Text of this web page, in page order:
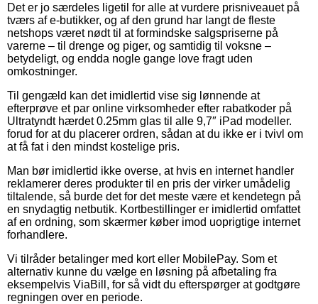
Det er jo særdeles ligetil for alle at vurdere prisniveauet på
tværs af e-butikker, og af den grund har langt de fleste
netshops været nødt til at formindske salgspriserne på
varerne – til drenge og piger, og samtidig til voksne –
betydeligt, og endda nogle gange love fragt uden
omkostninger.
Til gengæld kan det imidlertid vise sig lønnende at
efterprøve et par online virksomheder efter rabatkoder på
Ultratyndt hærdet 0.25mm glas til alle 9,7″ iPad modeller.
forud for at du placerer ordren, sådan at du ikke er i tvivl om
at få fat i den mindst kostelige pris.
Man bør imidlertid ikke overse, at hvis en internet handler
reklamerer deres produkter til en pris der virker umådelig
tiltalende, så burde det for det meste være et kendetegn på
en snydagtig netbutik. Kortbestillinger er imidlertid omfattet
af en ordning, som skærmer køber imod uoprigtige internet
forhandlere.
Vi tilråder betalinger med kort eller MobilePay. Som et
alternativ kunne du vælge en løsning på afbetaling fra
eksempelvis ViaBill, for så vidt du efterspørger at godtgøre
regningen over en periode.